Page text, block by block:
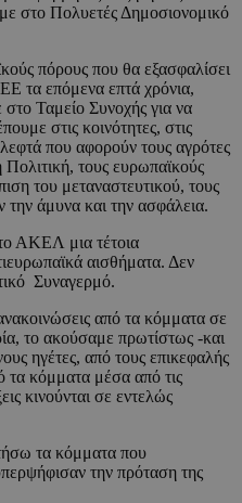
στο Πολυετές Δημοσιονομικό
πόρους που θα εξασφαλίσει
τα επόμενα επτά χρόνια,
Ταμείο Συνοχής για να
στις κοινότητες, στις
που αφορούν τους αγρότες
τους ευρωπαϊκούς
του μεταναστευτικού, τους
άμυνα και την ασφάλεια.
ΑΚΕΛ μια τέτοια
αισθήματα. Δεν
Συναγερμό.
από τα κόμματα σε
το ακούσαμε πρωτίστως -και
ηγέτες, από τους επικεφαλής
κόμματα μέσα από τις
κινούνται σε εντελώς
τα κόμματα που
την πρόταση της